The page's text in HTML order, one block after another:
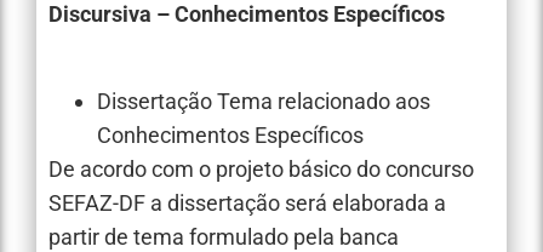
Discursiva – Conhecimentos Específicos
Dissertação Tema relacionado aos
Conhecimentos Específicos
De acordo com o projeto básico do concurso
SEFAZ-DF a dissertação será elaborada a
partir de tema formulado pela banca